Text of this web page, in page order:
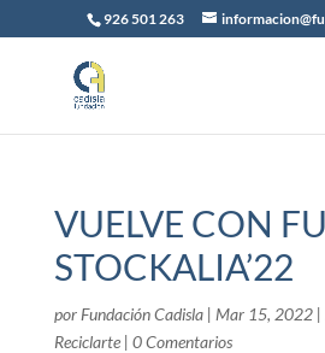
926 501 263
VUELVE CON
STOCKALIA’22
por Fundación Cadisla| Mar 15, 2022|
Reciclarte| 0 Comentarios